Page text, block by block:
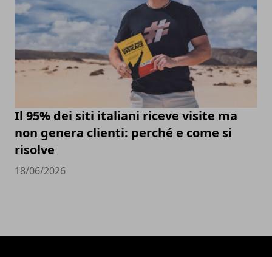
Il 95% dei siti italiani riceve visite ma
non genera clienti: perché e come si
risolve
18/06/2026